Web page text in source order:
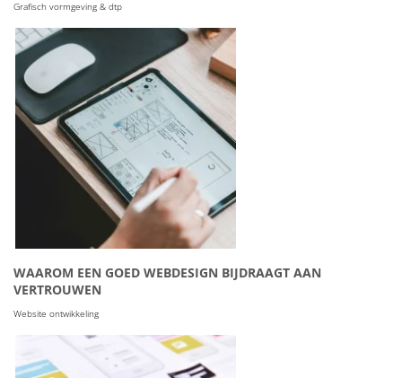
Grafisch vormgeving & dtp
WAAROM EEN GOED WEBDESIGN BIJDRAAGT AAN
VERTROUWEN
Website ontwikkeling